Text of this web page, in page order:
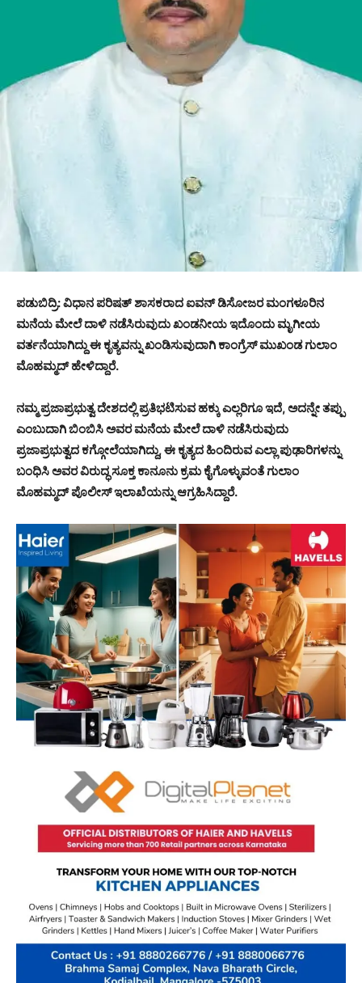
ಪಡುಬಿದ್ರಿ: ವಿಧಾನ ಪರಿಷತ್ ಶಾಸಕರಾದ ಐವನ್ ಡಿಸೋಜರ ಮಂಗಳೂರಿನ
ಮನೆಯ ಮೇಲೆ ದಾಳಿ ನಡೆಸಿರುವುದು ಖಂಡನೀಯ ಇದೊಂದು ಮೃಗೀಯ
ವರ್ತನೆಯಾಗಿದ್ದು ಈ ಕೃತ್ಯವನ್ನು ಖಂಡಿಸುವುದಾಗಿ ಕಾಂಗ್ರೆಸ್ ಮುಖಂಡ ಗುಲಾಂ
ಮೊಹಮ್ಮದ್ ಹೇಳಿದ್ದಾರೆ.
ನಮ್ಮ ಪ್ರಜಾಪ್ರಭುತ್ವ ದೇಶದಲ್ಲಿ ಪ್ರತಿಭಟಿಸುವ ಹಕ್ಕು ಎಲ್ಲರಿಗೂ ಇದೆ, ಅದನ್ನೇ ತಪ್ಪು
ಎಂಬುದಾಗಿ ಬಿಂಬಿಸಿ ಅವರ ಮನೆಯ ಮೇಲೆ ದಾಳಿ ನಡೆಸಿರುವುದು
ಪ್ರಜಾಪ್ರಭುತ್ವದ ಕಗ್ಗೋಲೆಯಾಗಿದ್ದು, ಈ ಕೃತ್ಯದ ಹಿಂದಿರುವ ಎಲ್ಲಾ ಪುಢಾರಿಗಳನ್ನು
ಬಂಧಿಸಿ ಅವರ ವಿರುದ್ಧ ಸೂಕ್ತ ಕಾನೂನು ಕ್ರಮ ಕೈಗೊಳ್ಳುವಂತೆ ಗುಲಾಂ
ಮೊಹಮ್ಮದ್ ಪೊಲೀಸ್ ಇಲಾಖೆಯನ್ನು ಆಗ್ರಹಿಸಿದ್ದಾರೆ.